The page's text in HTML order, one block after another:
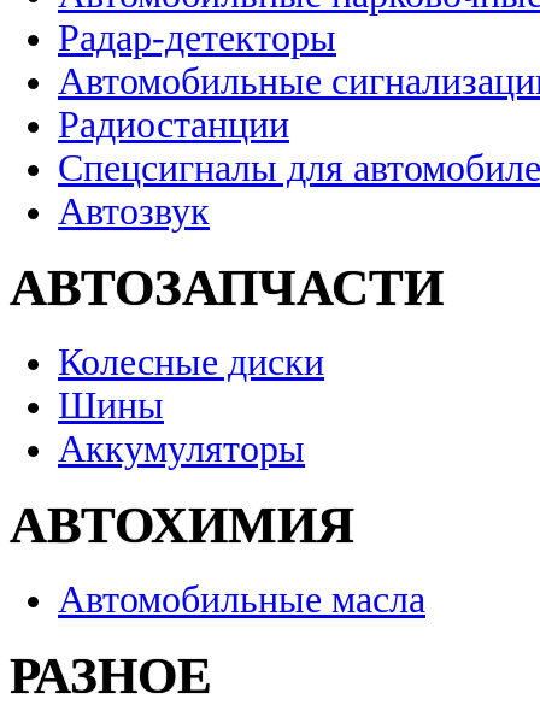
Радар-детекторы
Автомобильные
Радиостанции
Спецсигналы для
Автозвук
АВТОЗАПЧАСТИ
Колесные диски
Шины
Аккумуляторы
АВТОХИМИЯ
Автомобильные масла
РАЗНОЕ